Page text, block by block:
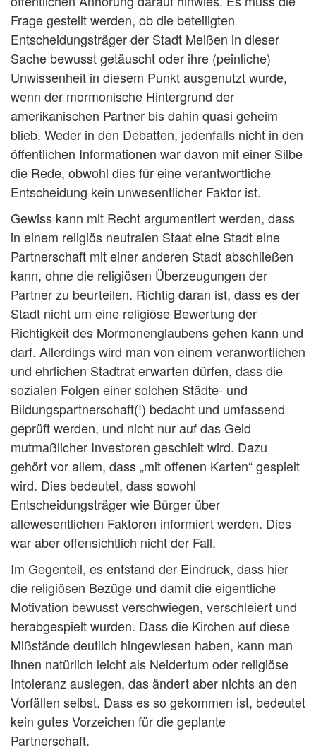
Frage gestellt werden, ob die beteiligten
Entscheidungsträger der Stadt Meißen in dieser
Sache bewusst getäuscht oder ihre (peinliche)
Unwissenheit in diesem Punkt ausgenutzt wurde,
wenn der mormonische Hintergrund der
amerikanischen Partner bis dahin quasi geheim
blieb. Weder in den Debatten, jedenfalls nicht in den
öffentlichen Informationen war davon mit einer Silbe
die Rede, obwohl dies für eine verantwortliche
Entscheidung kein unwesentlicher Faktor ist.
Gewiss kann mit Recht argumentiert werden, dass
in einem religiös neutralen Staat eine Stadt eine
Partnerschaft mit einer anderen Stadt abschließen
kann, ohne die religiösen Überzeugungen der
Partner zu beurteilen. Richtig daran ist, dass es der
Stadt nicht um eine religiöse Bewertung der
Richtigkeit des Mormonenglaubens gehen kann und
darf. Allerdings wird man von einem veranwortlichen
und ehrlichen Stadtrat erwarten dürfen, dass die
sozialen Folgen einer solchen Städte- und
Bildungspartnerschaft(!) bedacht und umfassend
geprüft werden, und nicht nur auf das Geld
mutmaßlicher Investoren geschielt wird. Dazu
gehört vor allem, dass „mit offenen Karten“ gespielt
wird. Dies bedeutet, dass sowohl
Entscheidungsträger wie Bürger über
allewesentlichen Faktoren informiert werden. Dies
war aber offensichtlich nicht der Fall.
Im Gegenteil, es entstand der Eindruck, dass hier
die religiösen Bezüge und damit die eigentliche
Motivation bewusst verschwiegen, verschleiert und
herabgespielt wurden. Dass die Kirchen auf diese
Mißstände deutlich hingewiesen haben, kann man
ihnen natürlich leicht als Neidertum oder religiöse
Intoleranz auslegen, das ändert aber nichts an den
Vorfällen selbst. Dass es so gekommen ist, bedeutet
kein gutes Vorzeichen für die geplante
Partnerschaft.